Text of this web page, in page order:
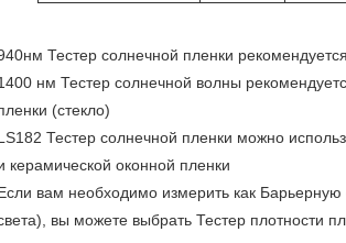
Тестер солнечной пленки
нм Тестер солнечной волны
(стекло)
Тестер солнечной пленки можно
керамической оконной пленки
вам необходимо измерить как Барьерную
вы можете выбрать Тестер плотности